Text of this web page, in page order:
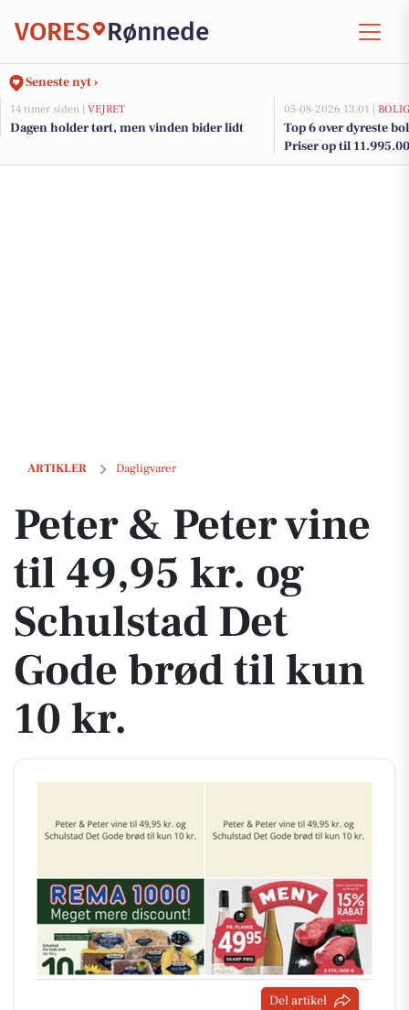
VORES Rønnede
Seneste nyt ›
14 timer siden | VEJRET
Dagen holder tørt, men vinden bider lidt
05-08-2026 13:01 |
Top 6 over dyreste
Priser op til
ARTIKLER Dagligvarer
Peter & Peter vine til 49,95 kr. og Schulstad Det Gode brød til kun 10
Peter & Peter vine
til 49,95 kr. og
Schulstad Det
Gode brød til kun
10 kr.
Del artikel